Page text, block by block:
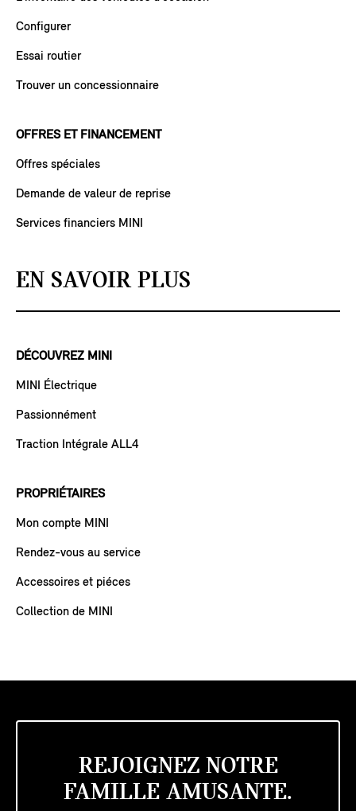
Configurer
Essai routier
Trouver un concessionnaire
OFFRES ET FINANCEMENT
Offres spéciales
Demande de valeur de reprise
Services financiers MINI
EN SAVOIR PLUS
DÉCOUVREZ MINI
MINI Électrique
Passionnément
Traction Intégrale ALL4
PROPRIÉTAIRES
Mon compte MINI
Rendez-vous au service
Accessoires et piéces
Collection de MINI
REJOIGNEZ NOTRE
FAMILLE AMUSANTE.